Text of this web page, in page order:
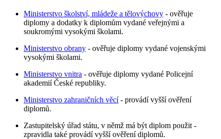
Ministerstvo školství, mládeže a tělovýchovy - ověřuje
diplomy a dodatky k diplomům vydané veřejnými a
soukromými vysokými školami.
Ministerstvo obrany - ověřuje diplomy vydané vojenskými
vysokými školami.
Ministerstvo vnitra - ověřuje diplomy vydané Policejní
akademií České republiky.
Ministerstvo zahraničních věcí- provádí vyšší ověření
diplomů.
Zastupitelský úřad státu, v němž má být diplom použit -
zpravidla také provádí vyšší ověření diplomů.